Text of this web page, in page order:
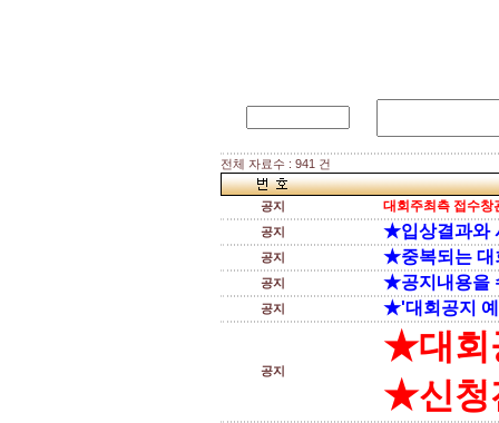
전체 자료수 : 941 건
공지 대회주최측 접수
공지 ★입상결과와
공지 ★중복되는 대
공지 ★공지내용을
공지 ★'대회공지
공지
★대회
★신청